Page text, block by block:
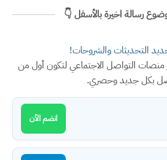
رسالة اخيرة بالأسفل 👇
التحديثات والشروحات!
منصات التواصل الاجتماعي لتكون أول من
بكل جديد وحصري.
انضم الآن